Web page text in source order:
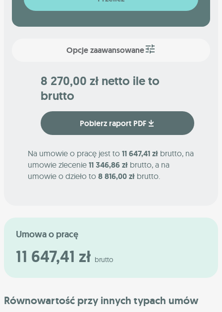
Opcje zaawansowane
8 270,00 zł netto ile to
brutto
Pobierz raport PDF
Na umowie o pracę jest to 11 647,41 zł brutto, na
umowie zlecenie 11 346,86 zł brutto, a na
umowie o dzieło to 8 816,00 zł brutto.
Umowa o pracę
11 647,41 zł brutto
Równowartość przy innych typach umów